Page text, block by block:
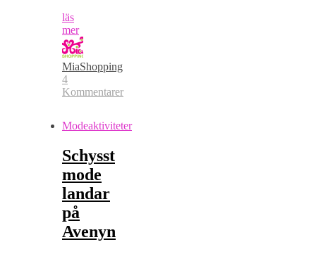
läs
mer
MiaShopping
4
Kommentarer
Modeaktiviteter
Schysst
mode
landar
på
Avenyn